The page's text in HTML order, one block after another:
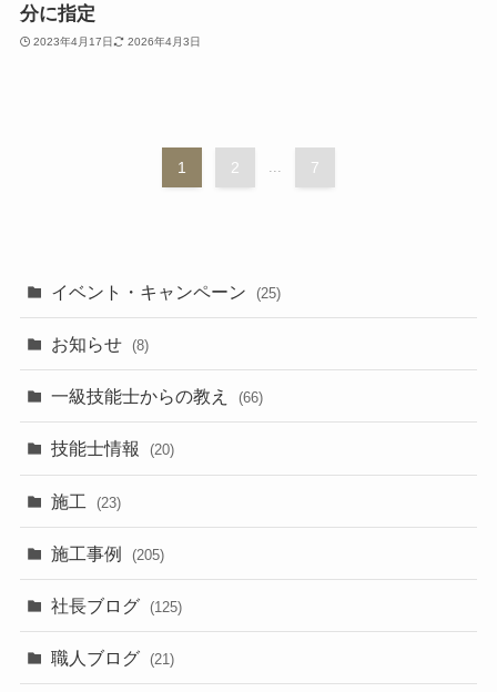
分に指定
2023年4月17日 2026年4月3日
1 2 ... 7
イベント・キャンペーン (25)
お知らせ (8)
一級技能士からの教え (66)
技能士情報 (20)
施工 (23)
施工事例 (205)
社長ブログ (125)
職人ブログ (21)